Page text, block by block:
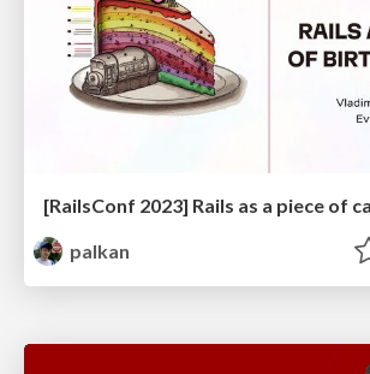
[RailsConf 2023] Rails as a piece of
palkan